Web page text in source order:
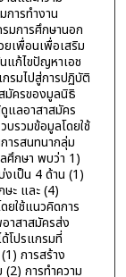
การทำงาน
มการศึกษานอก
ยเพื่อนเพื่อเสริม
แก้ไขปัญหาเอช
รมไปสู่การปฏิบัติ
มัครของมูลนิธิ
แลอาสาสมัคร
บรวมข้อมูลโดยใช้
ารสนทนากลุ่ม
ลศึกษา พบว่า 1)
เป็น 4 ด้าน (1)
ะ และ (4)
ยใช้แนวคิดการ
าสาสมัครส่ง
โปรแกรมที่
การสร้าง
(2) การทำความ